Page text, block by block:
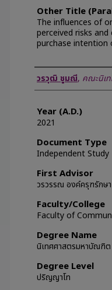
Other Title
The influences of
perceived risks and
purchase intention
Author
วรวุฒิ ชูมณี, คณะนิเ
Year (A.D.)
2021
Document Type
Independent Study
First Advisor
วรวรรณ องค์ครุฑรักษา
Faculty/College
Faculty of
Degree Name
นิเทศศาสตรมหาบัณฑิต
Degree Level
ปริญญาโท